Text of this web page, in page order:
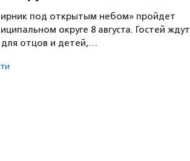
под открытым небом» пройдет
округе 8 августа. Гостей ждут
отцов и детей,…